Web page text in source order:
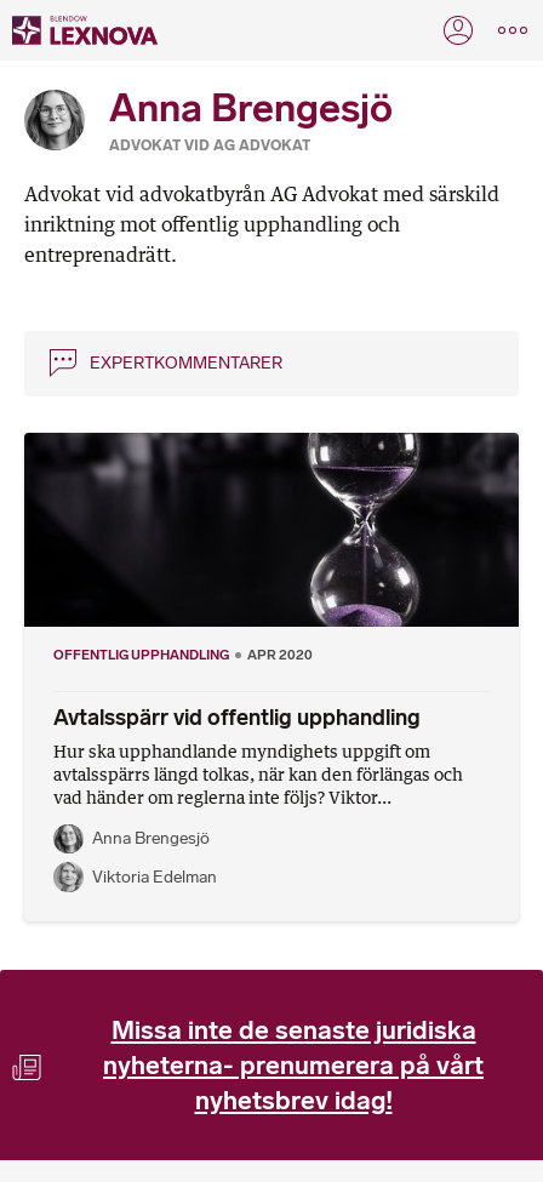
Anna Brengesjö
ADVOKAT VID AG ADVOKAT
Advokat vid advokatbyrån AG Advokat med särskild
inriktning mot offentlig upphandling och
entreprenadrätt.
EXPERTKOMMENTARER
OFFENTLIG UPPHANDLING APR 2020
Avtalsspärr vid offentlig upphandling
Hur ska upphandlande myndighets uppgift om
avtalsspärrs längd tolkas, när kan den förlängas och
vad händer om reglerna inte följs? Viktor...
Anna Brengesjö
Viktoria Edelman
Missa inte de senaste juridiska
nyheterna- prenumerera på vårt
nyhetsbrev idag!